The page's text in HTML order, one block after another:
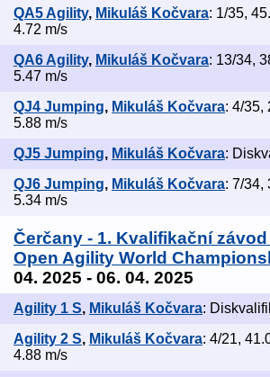
QA5 Agility, Mikuláš Kočvara: 1/35,
4.72 m/s
QA6 Agility, Mikuláš Kočvara: 13/34,
5.47 m/s
QJ4 Jumping, Mikuláš Kočvara: 4/35,
5.88 m/s
QJ5 Jumping, Mikuláš Kočvara:
QJ6 Jumping, Mikuláš Kočvara: 7/34,
5.34 m/s
Čerčany - 1. Kvalifikační
Open Agility World
04. 2025 - 06. 04. 2025
Agility 1 S, Mikuláš Kočvara:
Agility 2 S, Mikuláš Kočvara: 4/21,
4.88 m/s